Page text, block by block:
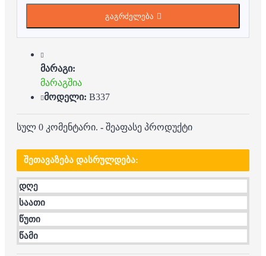
გაგრძელება
მარაგი:
მარაგშია
მოდელი: B337
სულ 0 კომენტარი. - შეაფასე პროდუქტი
ᲨᲔᲗᲐᲕᲐᲖᲔᲑᲐ ᲓᲐᲡᲠᲣᲚᲓᲔᲑᲐ:
დღე
საათი
წუთი
წამი